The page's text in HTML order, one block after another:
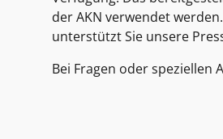
der AKN verwendet
unterstützt Sie unsere
Bei Fragen oder speziellen